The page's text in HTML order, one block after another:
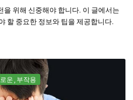
을 위해 신중해야 합니다. 이 글에서는
할 중요한 정보와 팁을 제공합니다.
운 부작용